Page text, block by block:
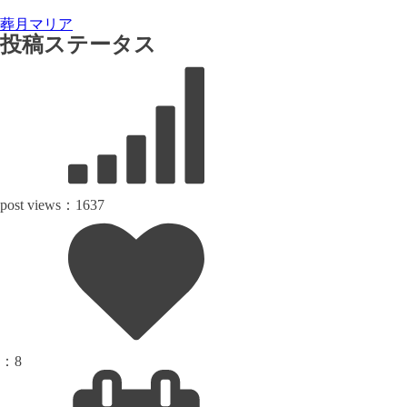
葬月マリア
投稿ステータス
post views： 1637
： 8